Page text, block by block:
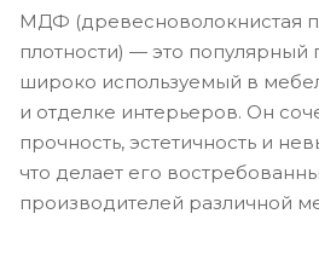
МДФ (древесноволокнистая
плотности) — это популярный
широко используемый в
и отделке интерьеров. Он
прочность, эстетичность и
что делает его
производителей различной